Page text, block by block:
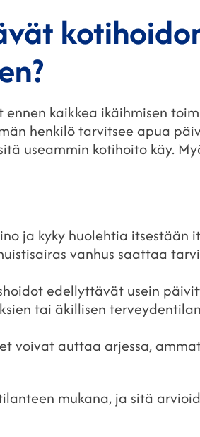
kaikkea ikäihmisen
henkilö tarvitsee apua
useammin kotihoito käy.
ja kyky huolehtia itsestään
vanhus saattaa
edellyttävät usein
tai äkillisen
voivat auttaa arjessa,
mukana, ja sitä